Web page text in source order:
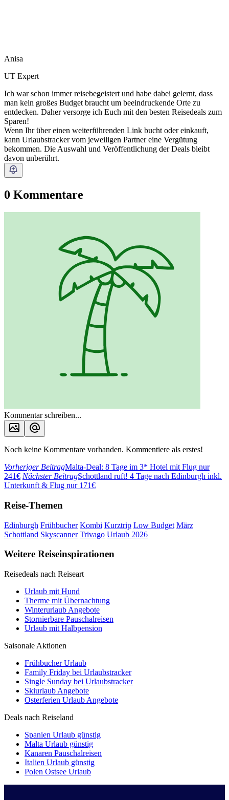
Anisa
UT Expert
Ich war schon immer reisebegeistert und habe dabei gelernt, dass
man kein großes Budget braucht um beeindruckende Orte zu
entdecken. Daher versorge ich Euch mit den besten Reisedeals zum
Sparen!
Wenn Ihr über einen weiterführenden Link bucht oder einkauft,
kann Urlaubstracker vom jeweiligen Partner eine Vergütung
bekommen. Die Auswahl und Veröffentlichung der Deals bleibt
davon unberührt.
0 Kommentare
Kommentar schreiben...
Noch keine Kommentare vorhanden. Kommentiere als erstes!
Vorheriger BeitragMalta-Deal: 8 Tage im 3* Hotel mit Flug nur
241€ Nächster BeitragSchottland ruft! 4 Tage nach Edinburgh inkl.
Unterkunft & Flug nur 171€
Reise-Themen
Edinburgh Frühbucher Kombi Kurztrip Low Budget März
Schottland Skyscanner Trivago Urlaub 2026
Weitere Reiseinspirationen
Reisedeals nach Reiseart
Urlaub mit Hund
Therme mit Übernachtung
Winterurlaub Angebote
Stornierbare Pauschalreisen
Urlaub mit Halbpension
Saisonale Aktionen
Frühbucher Urlaub
Family Friday bei Urlaubstracker
Single Sunday bei Urlaubstracker
Skiurlaub Angebote
Osterferien Urlaub Angebote
Deals nach Reiseland
Spanien Urlaub günstig
Malta Urlaub günstig
Kanaren Pauschalreisen
Italien Urlaub günstig
Polen Ostsee Urlaub